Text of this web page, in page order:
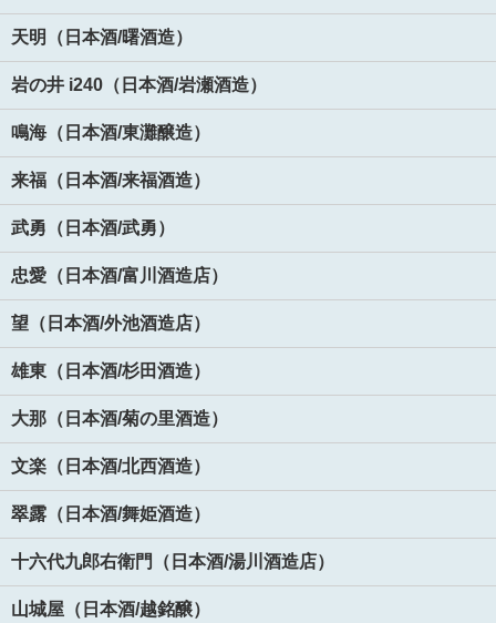
天明（日本酒/曙酒造）
岩の井 i240（日本酒/岩瀬酒造）
鳴海（日本酒/東灘醸造）
来福（日本酒/来福酒造）
武勇（日本酒/武勇）
忠愛（日本酒/富川酒造店）
望（日本酒/外池酒造店）
雄東（日本酒/杉田酒造）
大那（日本酒/菊の里酒造）
文楽（日本酒/北西酒造）
翠露（日本酒/舞姫酒造）
十六代九郎右衛門（日本酒/湯川酒造店）
山城屋（日本酒/越銘醸）